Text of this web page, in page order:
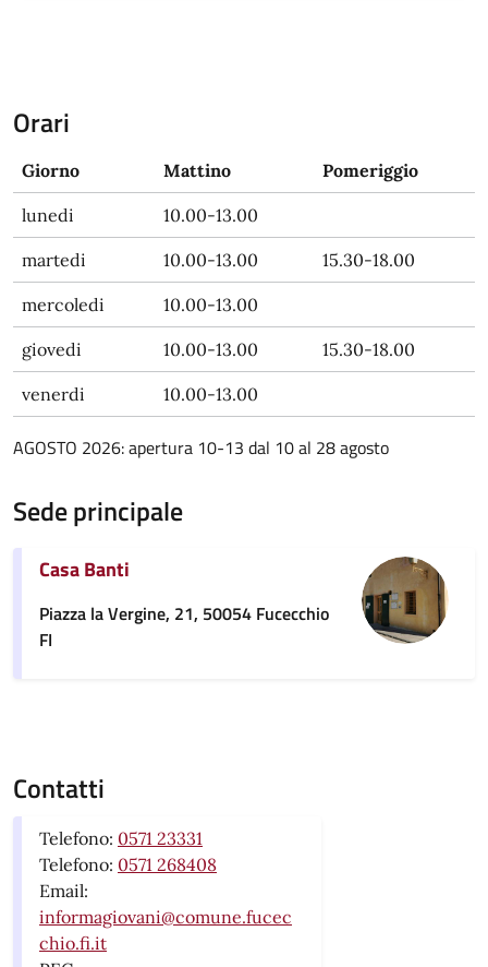
Orari
Giorno Mattino Pomeriggio
lunedi 10.00-13.00
martedi 10.00-13.00 15.30-18.00
mercoledi 10.00-13.00
giovedi 10.00-13.00 15.30-18.00
venerdi 10.00-13.00
AGOSTO 2026: apertura 10-13 dal 10 al 28 agosto
Sede principale
Casa Banti
Piazza la Vergine, 21, 50054 Fucecchio
FI
Contatti
Telefono: 0571 23331
Telefono: 0571 268408
Email:
informagiovani@comune.fucec
chio.fi.it